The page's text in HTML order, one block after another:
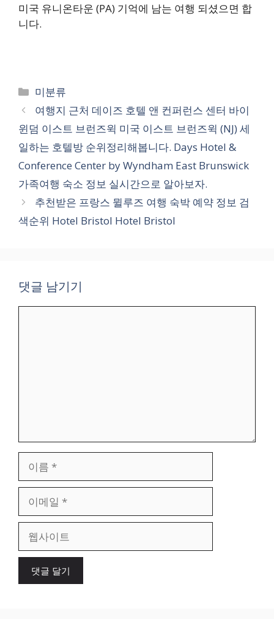
미국 유니온타운 (PA) 기억에 남는 여행 되셨으면 합
니다.
카
테
고
리
미분류
여행지 근처 데이즈 호텔 앤 컨퍼런스 센터 바이
윈덤 이스트 브런즈윅 미국 이스트 브런즈윅 (NJ) 세
일하는 호텔방 순위정리해봅니다. Days Hotel &
Conference Center by Wyndham East Brunswick
가족여행 숙소 정보 실시간으로 알아보자.
추천받은 프랑스 뮐루즈 여행 숙박 예약 정보 검
색순위 Hotel Bristol Hotel Bristol
댓글 남기기
일
이